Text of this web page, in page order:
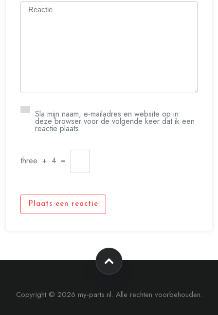
Sla mijn naam, e-mailadres en website op in
deze browser voor de volgende keer dat ik een
reactie plaats.
three + 4 =
Plaats een reactie
Copyright © 2026 my-parts.nl. Alle rechten voorbehouden.